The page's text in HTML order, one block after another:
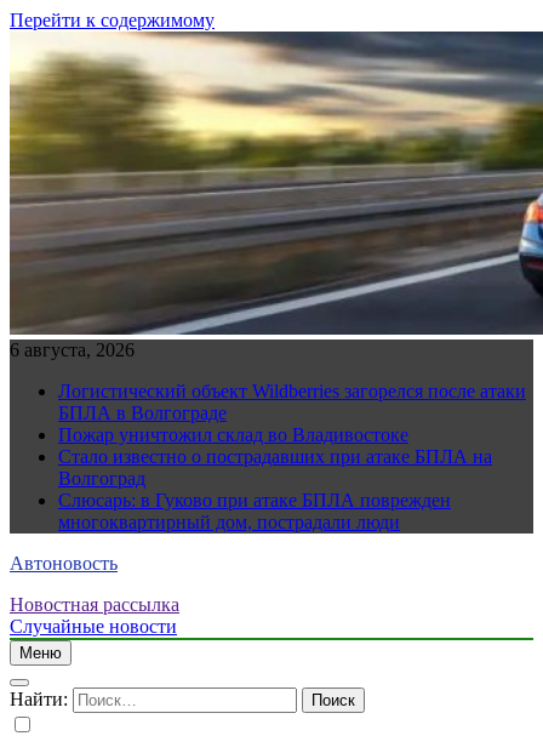
Перейти к содержимому
6 августа, 2026
Логистический объект Wildberries загорелся после атаки
БПЛА в Волгограде
Пожар уничтожил склад во Владивостоке
Стало известно о пострадавших при атаке БПЛА на
Волгоград
Слюсарь: в Гуково при атаке БПЛА поврежден
многоквартирный дом, пострадали люди
Автоновость
Новостная рассылка
Случайные новости
Меню
Найти: